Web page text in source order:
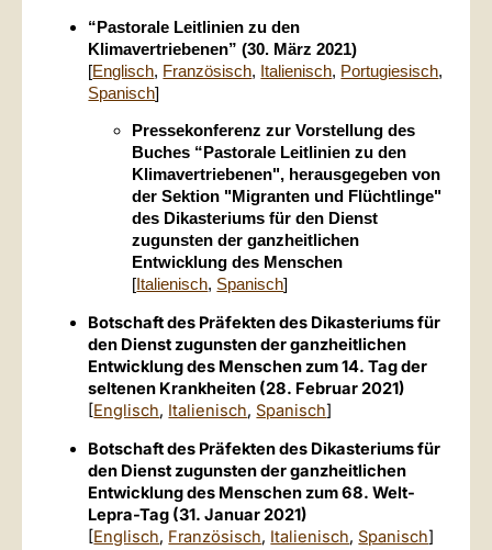
“Pastorale Leitlinien zu den
Klimavertriebenen” (30. März 2021)
[Englisch, Französisch, Italienisch, Portugiesisch,
Spanisch]
Pressekonferenz zur Vorstellung des
Buches “Pastorale Leitlinien zu den
Klimavertriebenen", herausgegeben von
der Sektion "Migranten und Flüchtlinge"
des Dikasteriums für den Dienst
zugunsten der ganzheitlichen
Entwicklung des Menschen
[ Italienisch, Spanisch]
Botschaft des Präfekten des Dikasteriums für
den Dienst zugunsten der ganzheitlichen
Entwicklung des Menschen zum 14. Tag der
seltenen Krankheiten (28. Februar 2021)
[Englisch, Italienisch, Spanisch]
Botschaft des Präfekten des Dikasteriums für
den Dienst zugunsten der ganzheitlichen
Entwicklung des Menschen zum 68. Welt-
Lepra-Tag (31. Januar 2021)
[Englisch, Französisch, Italienisch, Spanisch]